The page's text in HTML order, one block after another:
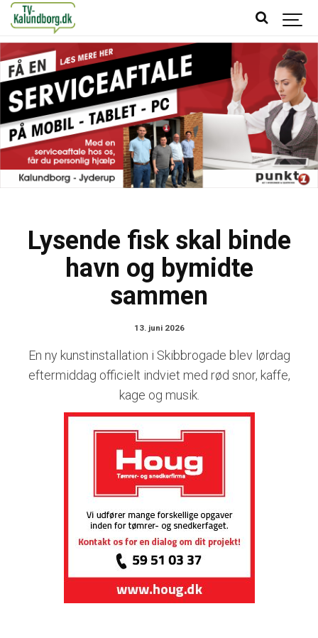
Lysende fisk skal binde
havn og bymidte
sammen
13. juni 2026
En ny kunstinstallation i Skibbrogade blev lørdag
eftermiddag officielt indviet med rød snor, kaffe,
kage og musik.